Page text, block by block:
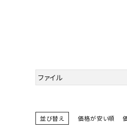
新着商品
モチーフから探す
ファイル
並び替え 価格が安い順